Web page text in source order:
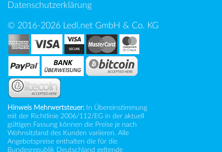
Datenschutzerklärung
© 2016-2026 Ledl.net GmbH & Co. KG
Hinweis Mehrwertsteuer: In Übereinstimmung
mit der Richtlinie 2006/112/EG in der aktuell
gültigen Fassung können die Preise je nach
Wohnsitzland des Kunden variieren. Alle
Angebotspreise enthalten die für die
Bundesrepublik Deutschland geltende